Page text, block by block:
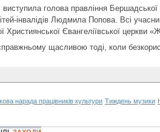
виступила голова правління Бершадської
інвалідів Людмила Попова. Всі
Християнської Євангеліївської церкви
щасливою тоді, коли
нарада працівників культури Тиждень музики